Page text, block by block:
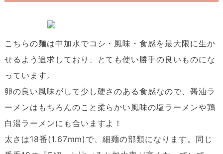
こちらの麺は中加水でコシ・風味・食感を最大限に生か
せるよう追求しており、とても使い勝手の良いものにな
っています。
卵の良い風味がして少し硬さのある食感なので、醤油ラ
ーメンはもちろんのこと柔らかい風味の塩ラーメンや鶏
白湯ラーメンにも合いますよ！
太さは18番(1.67mm)で、細麺の部類になります。同じ